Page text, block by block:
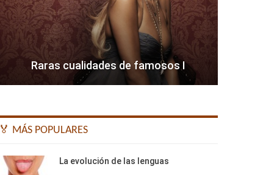
Raras cualidades de famosos I
🏅 MÁS POPULARES
La evolución de las lenguas